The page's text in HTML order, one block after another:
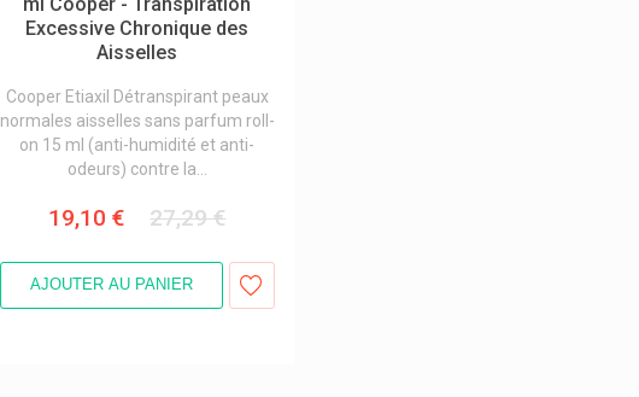
Excessive Chronique des
Aisselles
Cooper Etiaxil Détranspirant peaux
normales aisselles sans parfum roll-
on 15 ml (anti-humidité et anti-
odeurs) contre la...
19,10 € 27,29 €
AJOUTER AU PANIER